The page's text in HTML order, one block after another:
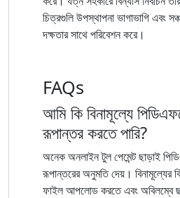
চিত্রগুলি উপস্থাপনা ভাগাভাগি এবং
দক্ষতার সাথে পরিবেশন করে।
FAQs
আমি কি বিনামূল্যে
রূপান্তর করতে পারি?
অনেক অনলাইন টুল পেমেন্ট ছাড়াই
রূপান্তরের অনুমতি দেয়। বিনামূল্যের
ফাইল আপলোড করতে এবং অবিলম্বে